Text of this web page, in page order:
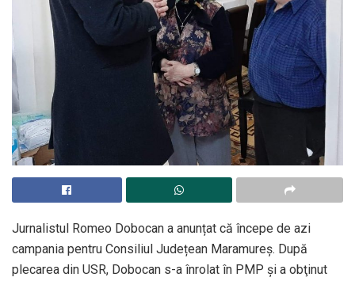
Jurnalistul Romeo Dobocan a anunțat că începe de azi
campania pentru Consiliul Județean Maramureș. După
plecarea din USR, Dobocan s-a înrolat în PMP și a obţinut